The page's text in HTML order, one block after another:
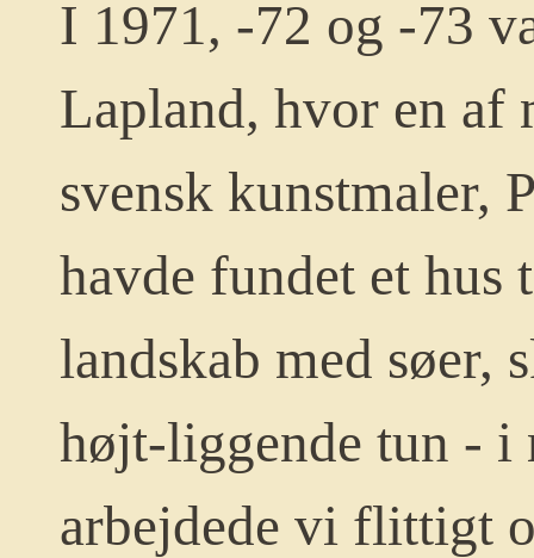
I 1971, -72 og -73
Lapland, hvor en af
svensk kunstmaler,
havde fundet et
landskab med søer,
højt-liggende tun - i
arbejdede vi flittigt